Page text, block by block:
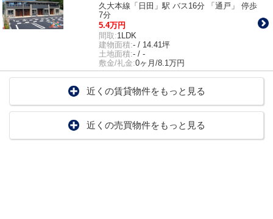
久大本線「日田」駅 バス16分 「通戸」 停歩
7分
5.4万円
間取:1LDK
建物面積:- / 14.41坪
土地面積:- / -
敷金/礼金:0ヶ月/8.1万円
近くの賃貸物件をもっと見る
近くの売買物件をもっと見る